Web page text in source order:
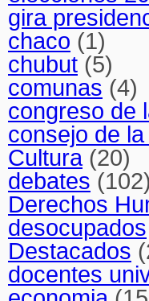
gira
chaco (1)
chubut (5)
comunas (4)
congreso de
consejo de
Cultura(20)
debates (102)
Derechos
desocupados
Destacados
docentes